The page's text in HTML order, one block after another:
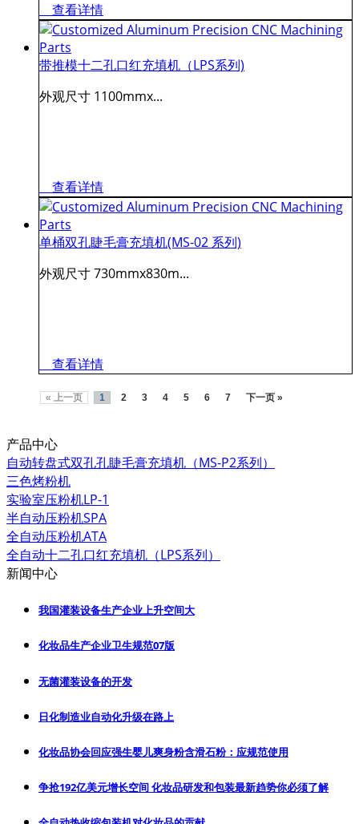
查看详情
带推模十二孔口红充填机（LPS系列)
外观尺寸 1100mmx...
查看详情
单桶双孔睫毛膏充填机(MS-02 系列)
外观尺寸 730mmx830m...
查看详情
« 上一页 1 2 3 4 5 6 7 下一页 »
产品中心
自动转盘式双孔孔睫毛膏充填机（MS-P2系列）
三色烤粉机
实验室压粉机LP-1
半自动压粉机SPA
全自动压粉机ATA
全自动十二孔口红充填机（LPS系列）
新闻中心
我国灌装设备生产企业上升空间大
化妆品生产企业卫生规范07版
无菌灌装设备的开发
日化制造业自动化升级在路上
化妆品协会回应强生婴儿爽身粉含滑石粉：应规范使用
争抢192亿美元增长空间 化妆品研发和包装最新趋势你必须了解